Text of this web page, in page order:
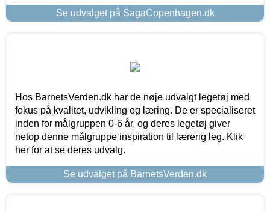
Se udvalget på SagaCopenhagen.dk
Hos BarnetsVerden.dk har de nøje udvalgt legetøj med
fokus på kvalitet, udvikling og læring. De er specialiseret
inden for målgruppen 0-6 år, og deres legetøj giver
netop denne målgruppe inspiration til lærerig leg. Klik
her for at se deres udvalg.
Se udvalget på BarnetsVerden.dk